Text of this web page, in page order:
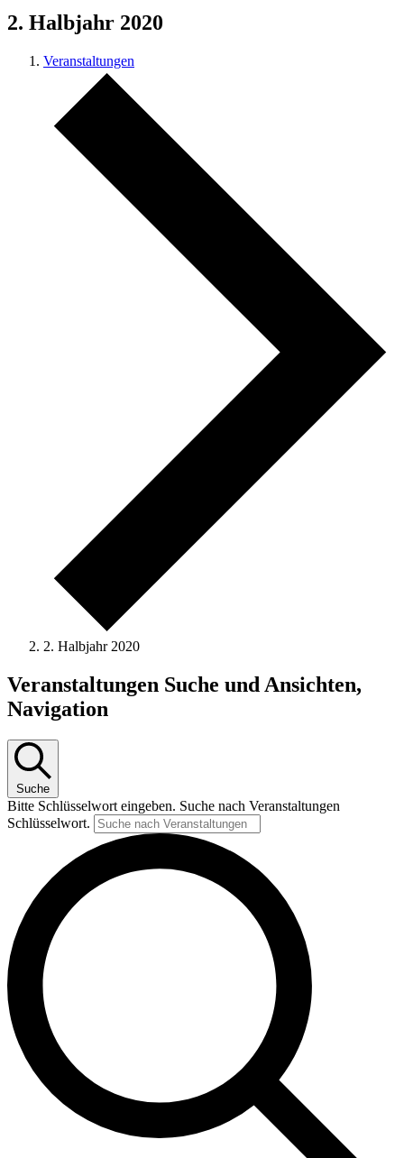
2. Halbjahr 2020
Veranstaltungen
2. Halbjahr 2020
Veranstaltungen Suche und Ansichten,
Navigation
Suche
Bitte Schlüsselwort eingeben. Suche nach Veranstaltungen
Schlüsselwort.